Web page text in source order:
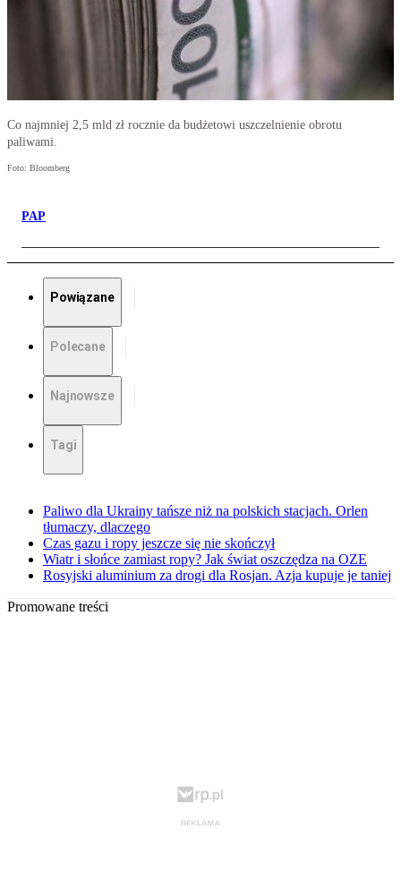
Co najmniej 2,5 mld zł rocznie da budżetowi uszczelnienie obrotu
paliwami.
Foto: Bloomberg
PAP
Powiązane
Polecane
Najnowsze
Tagi
Paliwo dla Ukrainy tańsze niż na polskich stacjach. Orlen
tłumaczy, dlaczego
Czas gazu i ropy jeszcze się nie skończył
Wiatr i słońce zamiast ropy? Jak świat oszczędza na OZE
Rosyjski aluminium za drogi dla Rosjan. Azja kupuje je taniej
Promowane treści